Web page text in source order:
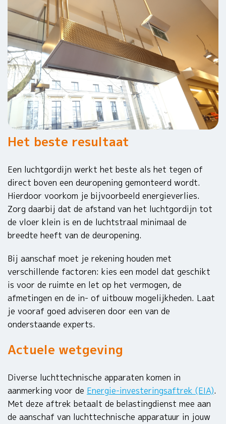
Het beste resultaat
Een luchtgordijn werkt het beste als het tegen of
direct boven een deuropening gemonteerd wordt.
Hierdoor voorkom je bijvoorbeeld energieverlies.
Zorg daarbij dat de afstand van het luchtgordijn tot
de vloer klein is en de luchtstraal minimaal de
breedte heeft van de deuropening.
Bij aanschaf moet je rekening houden met
verschillende factoren: kies een model dat geschikt
is voor de ruimte en let op het vermogen, de
afmetingen en de in- of uitbouw mogelijkheden. Laat
je vooraf goed adviseren door een van de
onderstaande experts.
Actuele wetgeving
Diverse luchttechnische apparaten komen in
aanmerking voor de Energie-investeringsaftrek (EIA).
Met deze aftrek betaalt de belastingdienst mee aan
de aanschaf van luchttechnische apparatuur in jouw